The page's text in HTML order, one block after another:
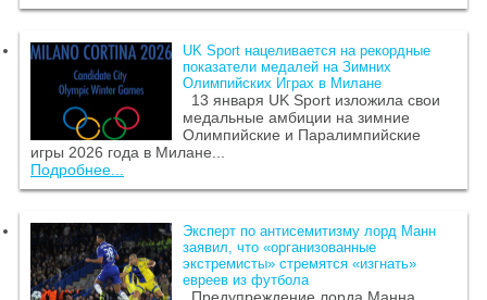
UK Sport нацеливается на рекордные
показатели медалей на Зимних
Олимпийских Играх в Милане
13 января UK Sport изложила свои
медальные амбиции на зимние
Олимпийские и Паралимпийские
игры 2026 года в Милане...
Подробнее...
Эксперт по антисемитизму лорд Манн
заявил, что «организованные
экстремисты» стремятся «изгнать»
евреев из футбола